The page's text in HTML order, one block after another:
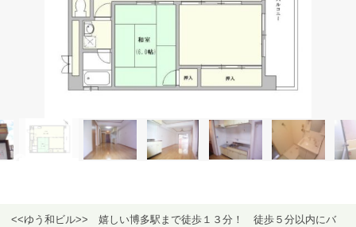
<<ゆう和ビル>> 嬉しい博多駅まで徒歩１３分！ 徒歩５分以内にバ